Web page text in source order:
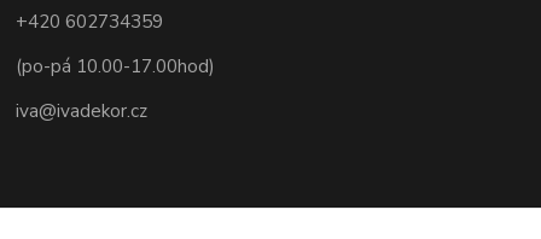
+420 602734359
(po-pá 10.00-17.00hod)
iva@ivadekor.cz